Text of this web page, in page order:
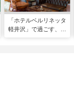
「ホテルベルリネッタ
軽井沢」で過ごす、ア